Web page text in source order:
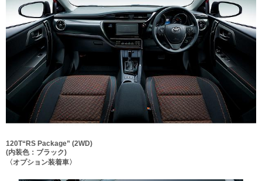
120T“RS Package” (2WD)
(内装色：ブラック)
〈オプション装着車〉